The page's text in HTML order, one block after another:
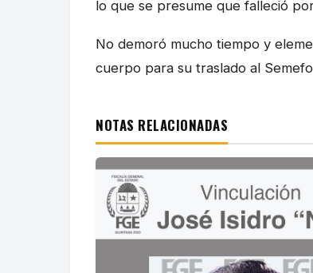
lo que se presume que falleció
No demoró mucho tiempo y
cuerpo para su traslado al
NOTAS RELACIONADAS